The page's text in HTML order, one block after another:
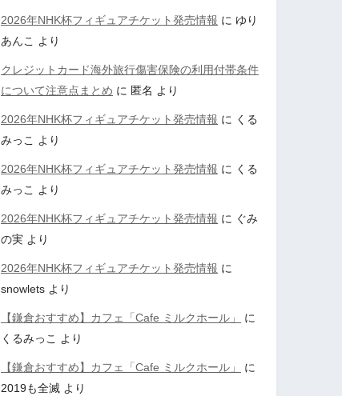
2026年NHK杯フィギュアチケット発売情報 に ゆり
あんこ より
クレジットカード海外旅行傷害保険の利用付帯条件
について注意点まとめ に 匿名 より
2026年NHK杯フィギュアチケット発売情報 に くる
みっこ より
2026年NHK杯フィギュアチケット発売情報 に くる
みっこ より
2026年NHK杯フィギュアチケット発売情報 に ぐみ
の実 より
2026年NHK杯フィギュアチケット発売情報 に
snowlets より
【鎌倉おすすめ】カフェ「Cafe ミルクホール」
に
くるみっこ より
【鎌倉おすすめ】カフェ「Cafe ミルクホール」
に
2019も全滅 より